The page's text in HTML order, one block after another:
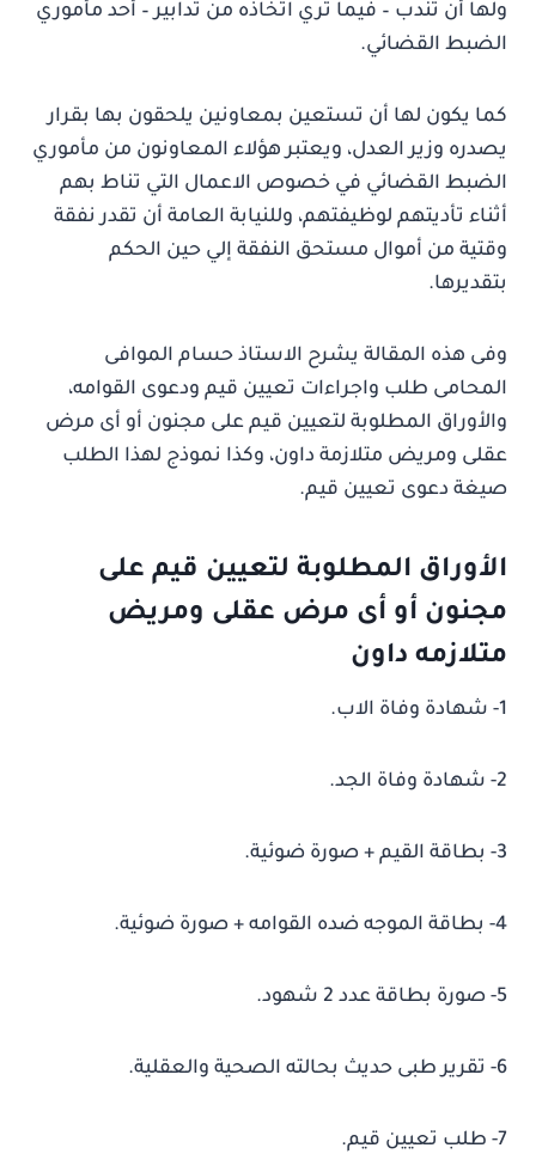
ولها أن تندب – فيما تري اتخاذه من تدابير – أحد مأموري
الضبط القضائي.
كما يكون لها أن تستعين بمعاونين يلحقون بها بقرار
يصدره وزير العدل، ويعتبر هؤلاء المعاونون من مأموري
الضبط القضائي في خصوص الاعمال التي تناط بهم
أثناء تأديتهم لوظيفتهم، وللنيابة العامة أن تقدر نفقة
وقتية من أموال مستحق النفقة إلي حين الحكم
بتقديرها.
وفى هذه المقالة يشرح الاستاذ حسام الموافى
المحامى طلب واجراءات تعيين قيم ودعوى القوامه،
والأوراق المطلوبة لتعيين قيم على مجنون أو أى مرض
عقلى ومريض متلازمة داون، وكذا نموذج لهذا الطلب
صيغة دعوى تعيين قيم.
الأوراق المطلوبة لتعيين قيم على
مجنون أو أى مرض عقلى ومريض
متلازمه داون
1- شهادة وفاة الاب.
2- شهادة وفاة الجد.
3- بطاقة القيم + صورة ضوئية.
4- بطاقة الموجه ضده القوامه + صورة ضوئية.
5- صورة بطاقة عدد 2 شهود.
6- تقرير طبى حديث بحالته الصحية والعقلية.
7- طلب تعيين قيم.